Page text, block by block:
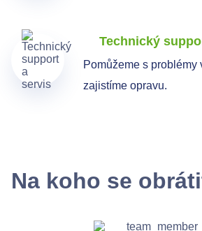
Technický
Pomůžeme s problémy
zajistíme opravu.
Na koho se